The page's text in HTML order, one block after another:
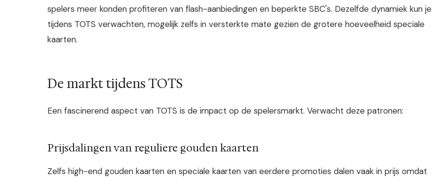
spelers meer konden profiteren van flash-aanbiedingen en beperkte SBC's. Dezelfde dynamiek kun je
tijdens TOTS verwachten, mogelijk zelfs in versterkte mate gezien de grotere hoeveelheid speciale
kaarten.
De markt tijdens TOTS
Een fascinerend aspect van TOTS is de impact op de spelersmarkt. Verwacht deze patronen:
Prijsdalingen van reguliere gouden kaarten
Zelfs high-end gouden kaarten en speciale kaarten van eerdere promoties dalen vaak in prijs omdat